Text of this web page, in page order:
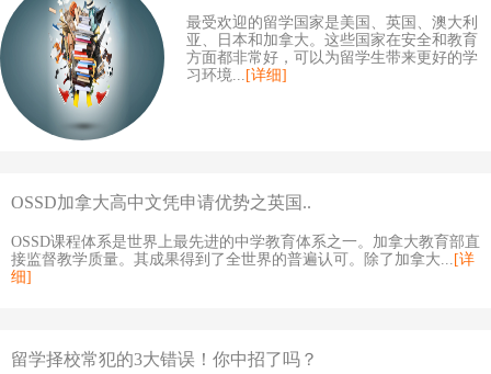
最受欢迎的留学国家是美国、英国、澳大利
亚、日本和加拿大。这些国家在安全和教育
方面都非常好，可以为留学生带来更好的学
习环境... [详细]
OSSD加拿大高中文凭申请优势之英国..
OSSD课程体系是世界上最先进的中学教育体系之一。加拿大教育部直
接监督教学质量。其成果得到了全世界的普遍认可。除了加拿大... [详
细]
留学择校常犯的3大错误！你中招了吗？